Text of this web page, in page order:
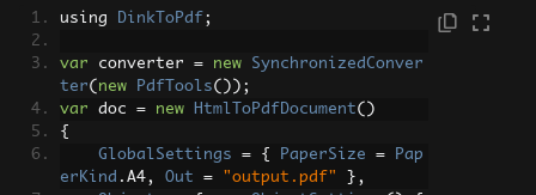
using DinkToPdf ;
var converter = new
SynchronizedConver
ter( new PdfTools());
var doc = new HtmlToPdfDocument()
{
GlobalSettings
= { PaperSize =
Pap
erKind . A4, Out = "output.pdf"
},